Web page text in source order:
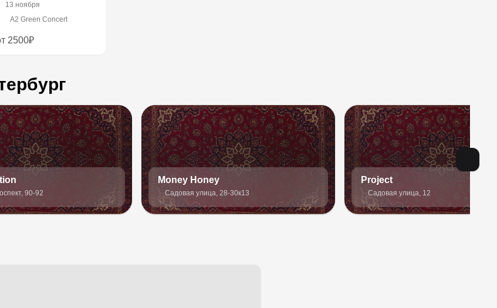
13 ноября
A2 Green Concert
2500₽
90-92
Money Honey
Садовая улица, 28-30к13
Project
Садовая улица, 12